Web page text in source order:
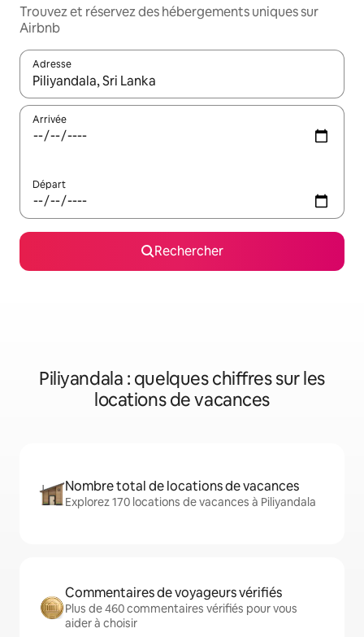
Trouvez et réservez des hébergements uniques sur
Airbnb
Adresse
Lorsque les résultats s'affichent, utilisez les flèches vers le
Arrivée
Départ
Rechercher
Piliyandala : quelques chiffres sur les
locations de vacances
Nombre total de locations de vacances
Explorez 170 locations de vacances à Piliyandala
Commentaires de voyageurs vérifiés
Plus de 460 commentaires vérifiés pour vous
aider à choisir